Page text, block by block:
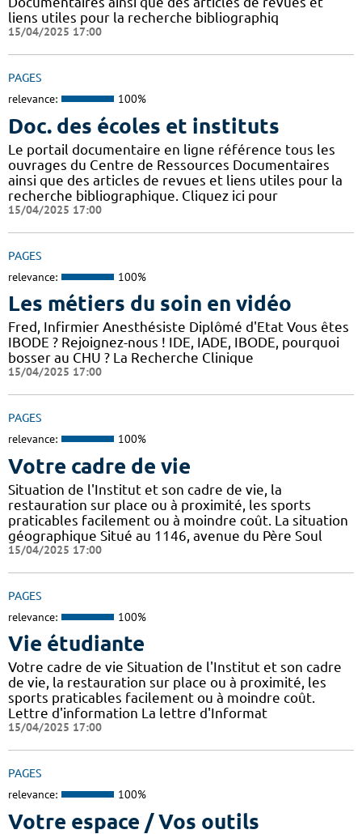
liens utiles pour la recherche bibliographiq
15/04/2025 17:00
PAGES
relevance: 100%
Doc. des écoles et instituts
Le portail documentaire en ligne référence tous les
ouvrages du Centre de Ressources Documentaires
ainsi que des articles de revues et liens utiles pour la
recherche bibliographique. Cliquez ici pour
15/04/2025 17:00
PAGES
relevance: 100%
Les métiers du soin en vidéo
Fred, Infirmier Anesthésiste Diplômé d'Etat Vous êtes
IBODE ? Rejoignez-nous ! IDE, IADE, IBODE, pourquoi
bosser au CHU ? La Recherche Clinique
15/04/2025 17:00
PAGES
relevance: 100%
Votre cadre de vie
Situation de l'Institut et son cadre de vie, la
restauration sur place ou à proximité, les sports
praticables facilement ou à moindre coût. La situation
géographique Situé au 1146, avenue du Père Soul
15/04/2025 17:00
PAGES
relevance: 100%
Vie étudiante
Votre cadre de vie Situation de l'Institut et son cadre
de vie, la restauration sur place ou à proximité, les
sports praticables facilement ou à moindre coût.
Lettre d'information La lettre d'Informat
15/04/2025 17:00
PAGES
relevance: 100%
Votre espace / Vos outils